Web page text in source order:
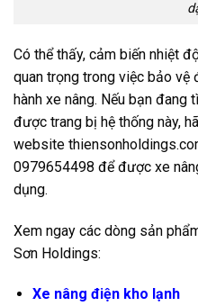
Có thể thấy, cảm biến nhiệt
quan trọng trong việc bảo vệ
hành xe nâng. Nếu bạn đang
được trang bị hệ thống này,
website
0979654498 để được xe
dụng.
Xem ngay các dòng sản
Sơn Holdings:
Xe nâng điện kho lạnh